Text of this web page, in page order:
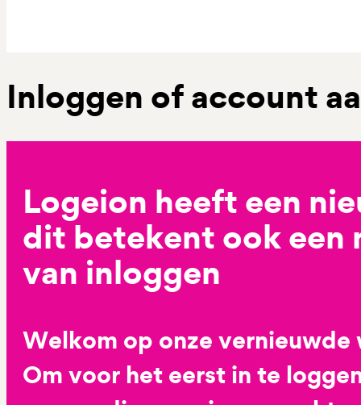
Inloggen of account
Logeion heeft een
dit betekent ook een
van inloggen
Welkom op onze vernieuwde
Om voor het eerst in te